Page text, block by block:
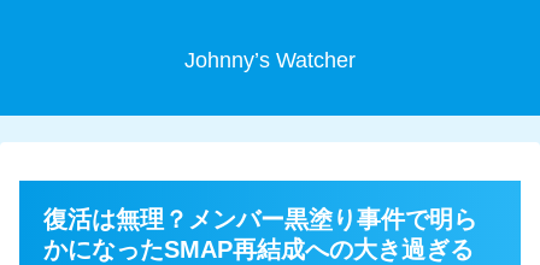
Johnny’s Watcher
復活は無理？メンバー黒塗り事件で明ら
かになったSMAP再結成への大き過ぎる